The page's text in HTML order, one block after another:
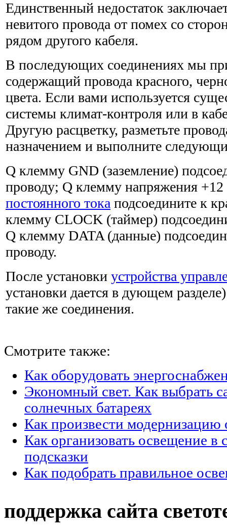
Единственный недостаток
невитого провода от помех со
рядом другого кабеля.
В последующих соединениях мы
содержащий провода красного,
цвета. Если вами используется
системы климат-контроля или в
Другую расцветку, разметьте
назначением и выполните
Q клемму GND (заземление)
проводу; Q клемму напряжения +12
постоянного тока подсоедините к
клемму CLOCK (таймер)
Q клемму DATA (данные)
проводу.
После установки устройства
установки дается в дующем
такие же соединения.
Смотрите также:
Как оборудовать
Экономный свет. Как выбрать
солнечных батареях
Как произвести модернизацию
Как организовать освещение в
подсказки
Как подобрать правильное
поддержка сайта